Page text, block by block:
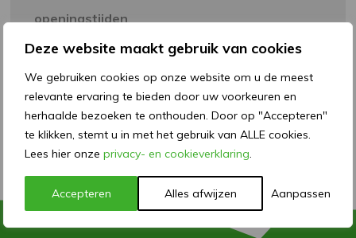
Deze website maakt gebruik van cookies
We gebruiken cookies op onze website om u de meest
relevante ervaring te bieden door uw voorkeuren en
herhaalde bezoeken te onthouden. Door op "Accepteren"
te klikken, stemt u in met het gebruik van ALLE cookies.
Lees hier onze privacy- en cookieverklaring
Aanpassen
Alles afwijzen
Accepteren
openingstijden
vrij : 08:00 – 15:00 uur
NEEM CONTACT OP